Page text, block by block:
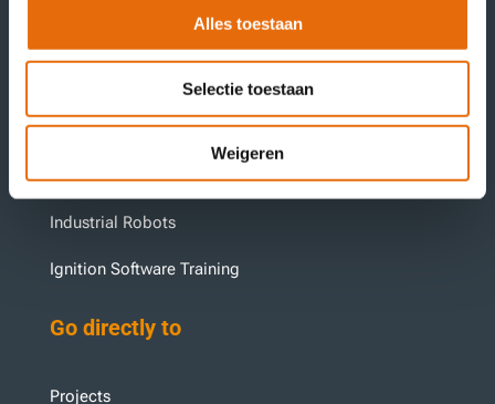
Alles toestaan
Selectie toestaan
Weigeren
Master your growth
Service & Maintenance
Control Engineering
Ignition (SCADA, MES & IIoT)
Industrial Robots
Ignition Software Training
Go directly to
Projects